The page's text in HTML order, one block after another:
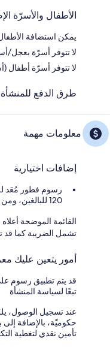
الأطفال والأسرّة
يمكن استضافة
لا تتوفر أسرّة بعجل/
لا تتوفر أسرّة أطفال
طرق الدفع للمنشأة
معلومات مهمة
إضافات اختيارية
120 للبالغين، ومن AED 60 حتى 60 للأطفال
القائمة الموضحة
تشمل الضريبة كما قد
أمور يتعين عليك
قد يتم تطبيق رسوم
تبعًا لسياسة المنشأة
عند تسجيل الوصول،
حكوميّة، بالإضافة
تأمين نقدي لتغطية